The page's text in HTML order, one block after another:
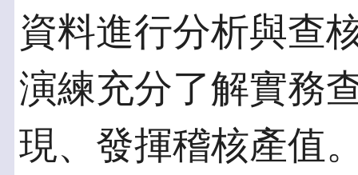
資料進行分析與查
演練充分了解實務
現、發揮稽核產值